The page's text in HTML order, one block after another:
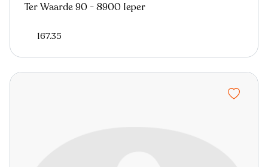
Ter Waarde 90 - 8900 Ieper
167.35